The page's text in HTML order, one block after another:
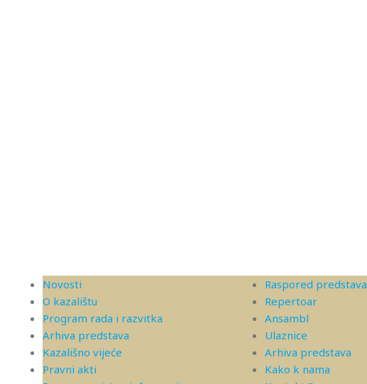
Novosti
O kazalištu
Program rada i razvitka
Arhiva predstava
Kazališno vijeće
Pravni akti
Raspored predstava
Repertoar
Ansambl
Ulaznice
Arhiva predstava
Kako k nama